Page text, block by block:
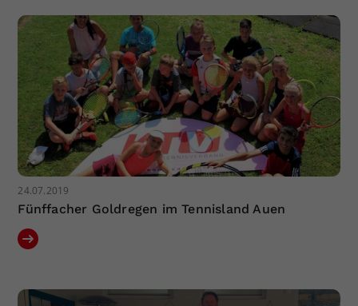
24.07.2019
Fünffacher Goldregen im Tennisland Auen
Zweck
Dieser Wert speichert Ihre Consent-
Einstellungen. Unter anderem eine
zufällig generierte ID, für die
historische Speicherung Ihrer
vorgenommen Einstellungen, falls der
Webseiten-Betreiber dies eingestellt
hat.